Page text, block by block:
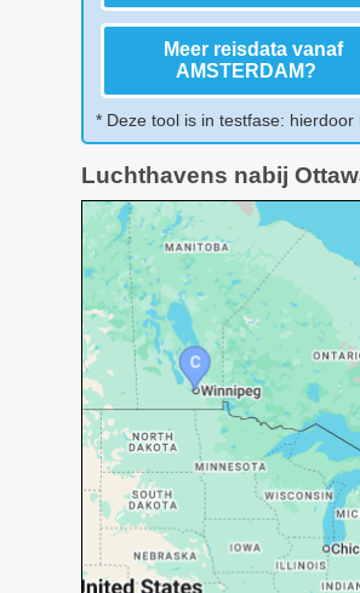
Meer reisdata vanaf
AMSTERDAM?
* Deze tool is in testfase:
Luchthavens nabij